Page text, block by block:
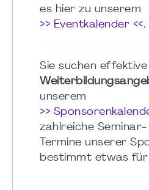
es hier zu unserem
>> Eventkalender <<.
Sie suchen effektive
unserem
>>
zahlreiche
Termine unserer
bestimmt etwas für